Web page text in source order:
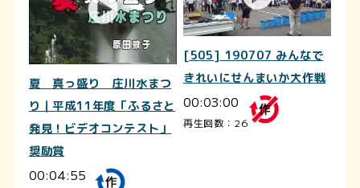
夏 真っ盛り 庄川水まつ
り｜平成11年度「ふるさと
発見！ビデオコンテスト」
奨励賞
00:04:55
[505] 190707 みんなで
きれいにせんまいか大作戦
00:03:00
再生回数：26